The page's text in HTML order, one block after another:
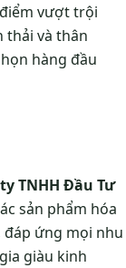
vượt trội
thải và thân
hàng đầu
TNHH Đầu Tư
sản phẩm hóa
ứng mọi nhu
giàu kinh